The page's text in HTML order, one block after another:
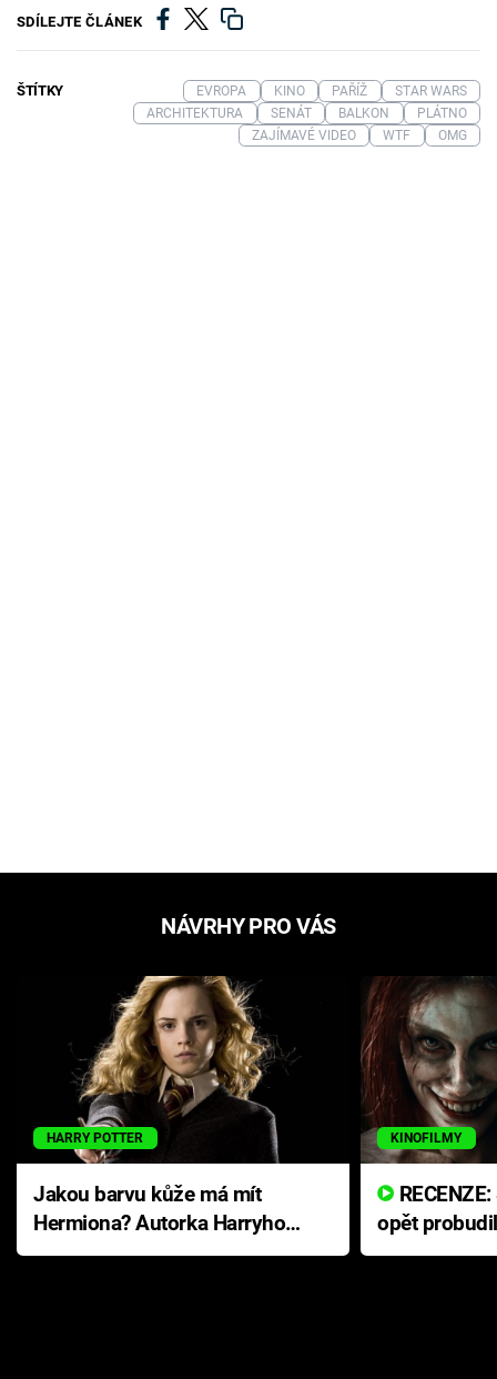
SDÍLEJTE ČLÁNEK
ŠTÍTKY EVROPA KINO PAŘÍŽ
STAR WARS
ARCHITEKTURA
SENÁT BALKON
PLÁTNO
ZAJÍMAVÉ VIDEO
WTF OMG
NÁVRHY PRO VÁS
HARRY POTTER
Jakou barvu kůže má mít
Hermiona? Autorka Harryho
Pottera přišla s ráznou
KINOFILMY
opět
přichází s